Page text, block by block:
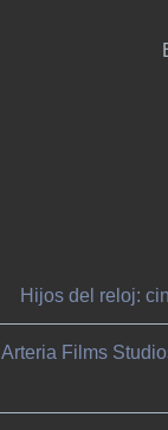
Hijos del reloj:
Arteria Films